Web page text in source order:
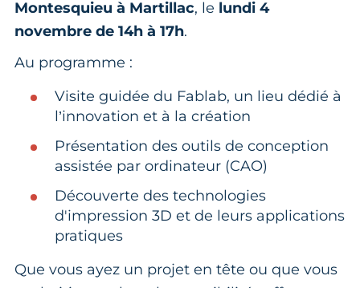
Montesquieu à Martillac, le lundi 4
novembre de 14h à 17h.
Au programme :
Visite guidée du Fablab, un lieu dédié à
l’innovation et à la création
Présentation des outils de conception
assistée par ordinateur (CAO)
Découverte des technologies
d'impression 3D et de leurs applications
pratiques
Que vous ayez un projet en tête ou que vous